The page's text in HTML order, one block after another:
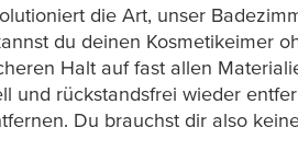
die Art, unser
du deinen Kosmetikeimer
Halt auf fast allen
und rückstandsfrei wieder
Du brauchst dir also